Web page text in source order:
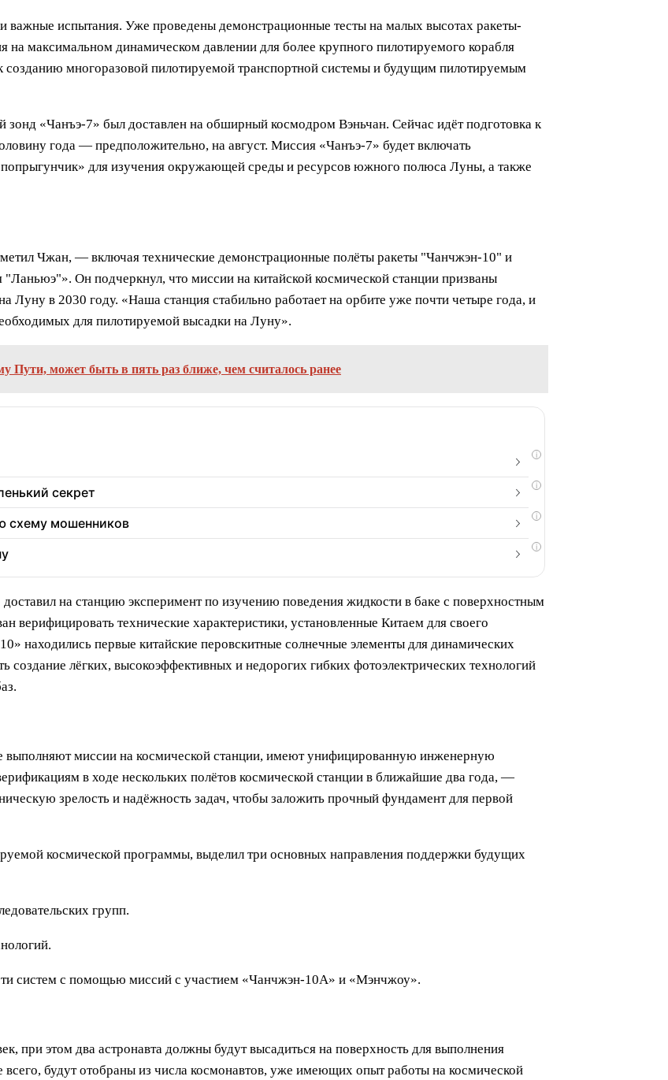
важные испытания. Уже проведены демонстрационные тесты на малых высотах ракеты-
максимальном динамическом давлении для более крупного пилотируемого корабля
многоразовой пилотируемой транспортной системы и будущим пилотируемым
зонд «Чанъэ-7» был доставлен на обширный космодром Вэньчан. Сейчас идёт подготовка к
года — предположительно, на август. Миссия «Чанъэ-7» будет включать
для изучения окружающей среды и ресурсов южного полюса Луны, а также
Чжан, — включая технические демонстрационные полёты ракеты "Чанчжэн-10" и
Он подчеркнул, что миссии на китайской космической станции призваны
в 2030 году. «Наша станция стабильно работает на орбите уже почти четыре года, и
для пилотируемой высадки на Луну».
может быть в пять раз ближе, чем считалось ранее
i
i
секрет
i
схему мошенников
i
на станцию эксперимент по изучению поведения жидкости в баке с поверхностным
верифицировать технические характеристики, установленные Китаем для своего
находились первые китайские перовскитные солнечные элементы для динамических
создание лёгких, высокоэффективных и недорогих гибких фотоэлектрических технологий
выполняют миссии на космической станции, имеют унифицированную инженерную
в ходе нескольких полётов космической станции в ближайшие два года, —
зрелость и надёжность задач, чтобы заложить прочный фундамент для первой
космической программы, выделил три основных направления поддержки будущих
групп.
систем с помощью миссий с участием «Чанчжэн-10A» и «Мэнчжоу».
при этом два астронавта должны будут высадиться на поверхность для выполнения
будут отобраны из числа космонавтов, уже имеющих опыт работы на космической